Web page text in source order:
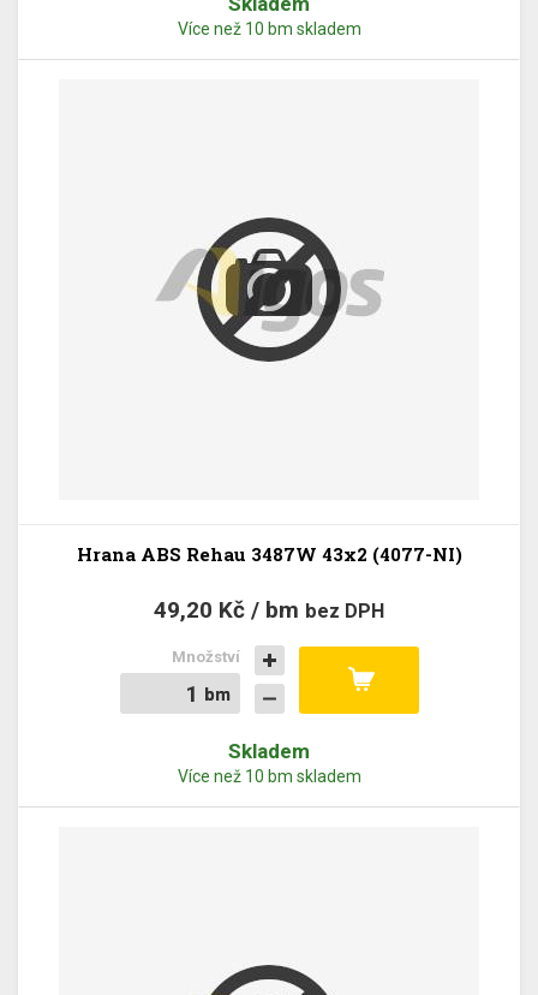
Více než 10 bm skladem
Hrana ABS Rehau 3487W 43x2 (4077-NI)
49,20 Kč / bm bez DPH
bm
bm
Množství
Skladem
Více než 10 bm skladem